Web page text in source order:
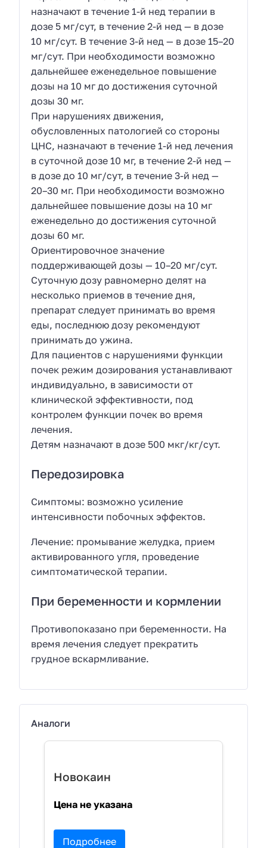
назначают в течение 1-й нед терапии в
дозе 5 мг/сут, в течение 2-й нед — в дозе
10 мг/сут. В течение 3-й нед — в дозе 15–20
мг/сут. При необходимости возможно
дальнейшее еженедельное повышение
дозы на 10 мг до достижения суточной
дозы 30 мг.
При нарушениях движения,
обусловленных патологией со стороны
ЦНС, назначают в течение 1-й нед лечения
в суточной дозе 10 мг, в течение 2-й нед —
в дозе до 10 мг/сут, в течение 3-й нед —
20–30 мг. При необходимости возможно
дальнейшее повышение дозы на 10 мг
еженедельно до достижения суточной
дозы 60 мг.
Ориентировочное значение
поддерживающей дозы — 10–20 мг/сут.
Суточную дозу равномерно делят на
несколько приемов в течение дня,
препарат следует принимать во время
еды, последнюю дозу рекомендуют
принимать до ужина.
Для пациентов с нарушениями функции
почек режим дозирования устанавливают
индивидуально, в зависимости от
клинической эффективности, под
контролем функции почек во время
лечения.
Детям назначают в дозе 500 мкг/кг/сут.
Передозировка
Симптомы: возможно усиление
интенсивности побочных эффектов.
Лечение: промывание желудка, прием
активированного угля, проведение
симптоматической терапии.
При беременности и кормлении
Противопоказано при беременности. На
время лечения следует прекратить
грудное вскармливание.
Аналоги
Новокаин
Цена не указана
Подробнее